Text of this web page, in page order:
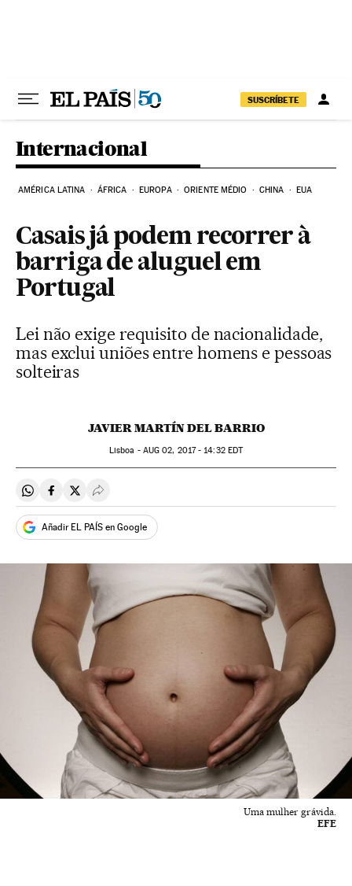
SUSCRÍBETE
Internacional
AMÉRICA LATINA ÁFRICA EUROPA ORIENTE MÉDIO CHINA EUA
Casais já podem recorrer à
barriga de aluguel em
Portugal
Lei não exige requisito de nacionalidade,
mas exclui uniões entre homens e pessoas
solteiras
JAVIER MARTÍN DEL BARRIO
Lisboa - AUG 02, 2017 - 14:32EDT
Compartir en Whatsapp
Compartir en Facebook
Compartir en Twitter
Desplegar Redes Sociales
Añadir EL PAÍS en Google
Uma mulher grávida.
EFE